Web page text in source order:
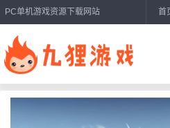
PC单机游戏资源下载网站 首